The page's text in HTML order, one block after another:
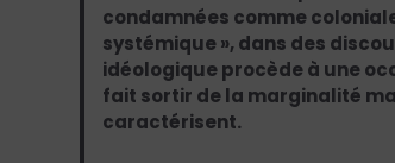
condamnées comme
systémique », dans des
idéologique procède à une
fait sortir de la marginalité
caractérisent.